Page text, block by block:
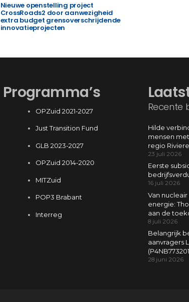
Nieuwe openstelling project
CrossRoads2 door aanwezigheid
extra budget grensoverschrijdende
innovatieprojecten
Programma’s
OPZuid 2021-2027
Just Transition Fund
GLB 2023-2027
OPZuid 2014-2020
MITZuid
POP3 Brabant
Interreg
Recente
Hilde
mensen
regio
23 juli 2026
Eerste
16 juli 2026
Van
energie:
aan de
8 juli 2026
Belangrijk
aanvragers
28 juni 2026